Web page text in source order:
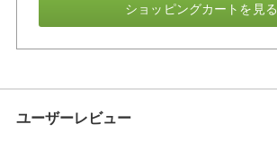
ショッピングカートを見る
ユーザーレビュー